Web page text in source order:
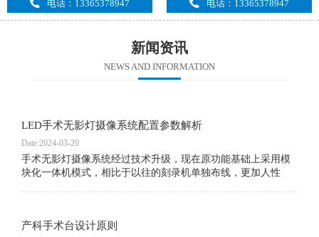
电话：13365378947 电话：13365378947
新闻资讯
NEWS AND INFORMATION
LED手术无影灯摄像系统配置参数解析
Date:2024-03-20
手术无影灯摄像系统经过技术升级，现在原功能基础上采用模
块化一体机模式，相比于以往的刻录机单独布线，更加人性
产科手术台设计原则